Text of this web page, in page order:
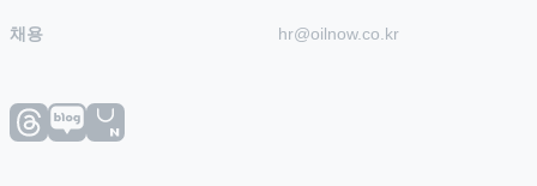
채용 hr@oilnow.co.kr